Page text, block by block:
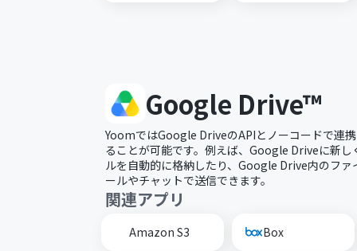
Google Drive™
YoomではGoogle DriveのAPIとノーコードで連
ることが可能です。例えば、Google Driveに新
ルを自動的に格納したり、Google Drive内のフ
ールやチャットで送信できます。
関連アプリ
Amazon S3 Box